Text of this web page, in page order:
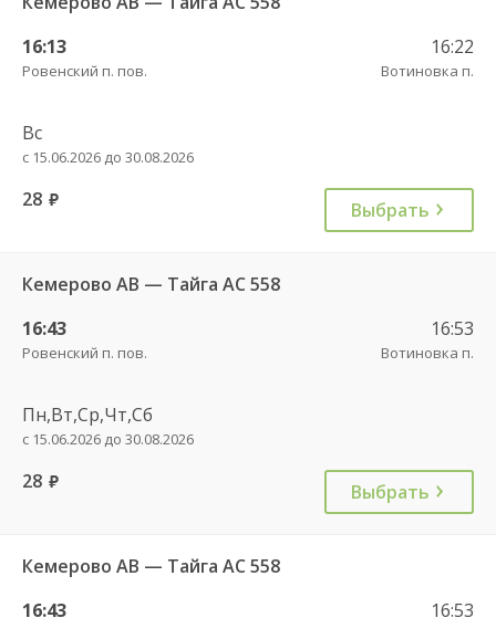
16:13
Ровенский п. пов.
16:22
Вотиновка п.
Вс
с 15.06.2026 до 30.08.2026
28 руб. Выбрать
Кемерово АВ — Тайга АС 558
16:43
Ровенский п. пов.
16:53
Вотиновка п.
Пн,Вт,Ср,Чт,Сб
с 15.06.2026 до 30.08.2026
28 руб. Выбрать
Кемерово АВ — Тайга АС 558
16:43
16:53